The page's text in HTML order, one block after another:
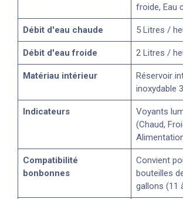
froide, Eau
Débit d'eau chaude 5 Litres /
Débit d'eau froide 2 Litres /
Matériau intérieur
Réservoir
inoxydable
Indicateurs
Voyants
(Chaud,
Compatibilité
bonbonnes
Convient
bouteilles
gallons (11